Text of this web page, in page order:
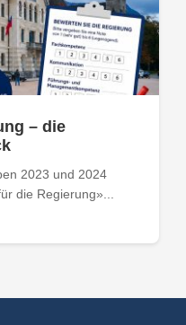
– die
2023 und 2024
die Regierung»...